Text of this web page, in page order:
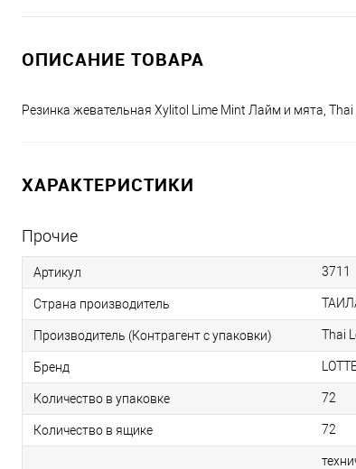
ОПИСАНИЕ ТОВАРА
Резинка жевательная Xylitol Lime Mint Лайм и мята,
ХАРАКТЕРИСТИКИ
Прочие
Артикул 3711
Страна производитель
Производитель (Контрагент с упаковки) Thai
Бренд
Количество в упаковке 72
Количество в ящике 72